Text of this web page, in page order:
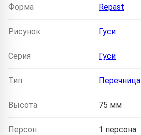
Форма Repast
Рисунок Гуси
Серия Гуси
Тип Перечница
Высота 75 мм
Персон 1 персона